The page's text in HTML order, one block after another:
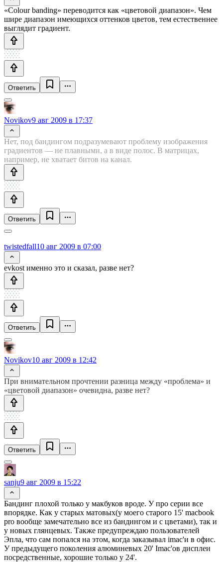
«Colour banding» переводится как «цветовой диапазон». Чем
шире диапазон имеющихся оттенков цветов, тем естественнее
выглядит градиент.
Ответить
Novikov9 авг 2009 в 17:37
Нет, под бандингом подразумевают проблему изображения
градиентов — не плавными, а в виде полос. В матрицах,
например, не хватает битов на канал.
Ответить
twistedfall10 авг 2009 в 07:00
evkost именно это и сказал, разве нет?
Ответить
Novikov10 авг 2009 в 12:42
При внимательном прочтении разница между «проблема» и
«цветовой диапазон» очевидна, разве нет?
Ответить
sanju9 авг 2009 в 15:22
Бандинг плохой только у макбуков вроде. У про серии все
впорядке. Как у старых матовых(у моего старого 15' macbook
pro вообще замечательно все из бандингом и с цветами), так и
у новых глянцевых. Также предупреждаю пользователей
Эпла, что сам попался на этом, когда заказывал imac'и в офис.
У предыдущего поколения алюминевых 20' Imac'ов дисплеи
посредственные, хорошие только у 24'.